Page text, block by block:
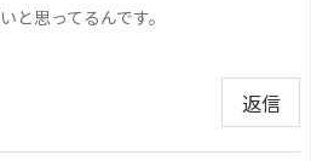
と思ってるんです。
返信